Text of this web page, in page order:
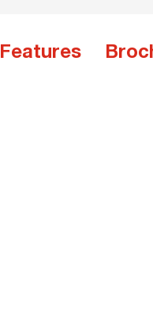
Features